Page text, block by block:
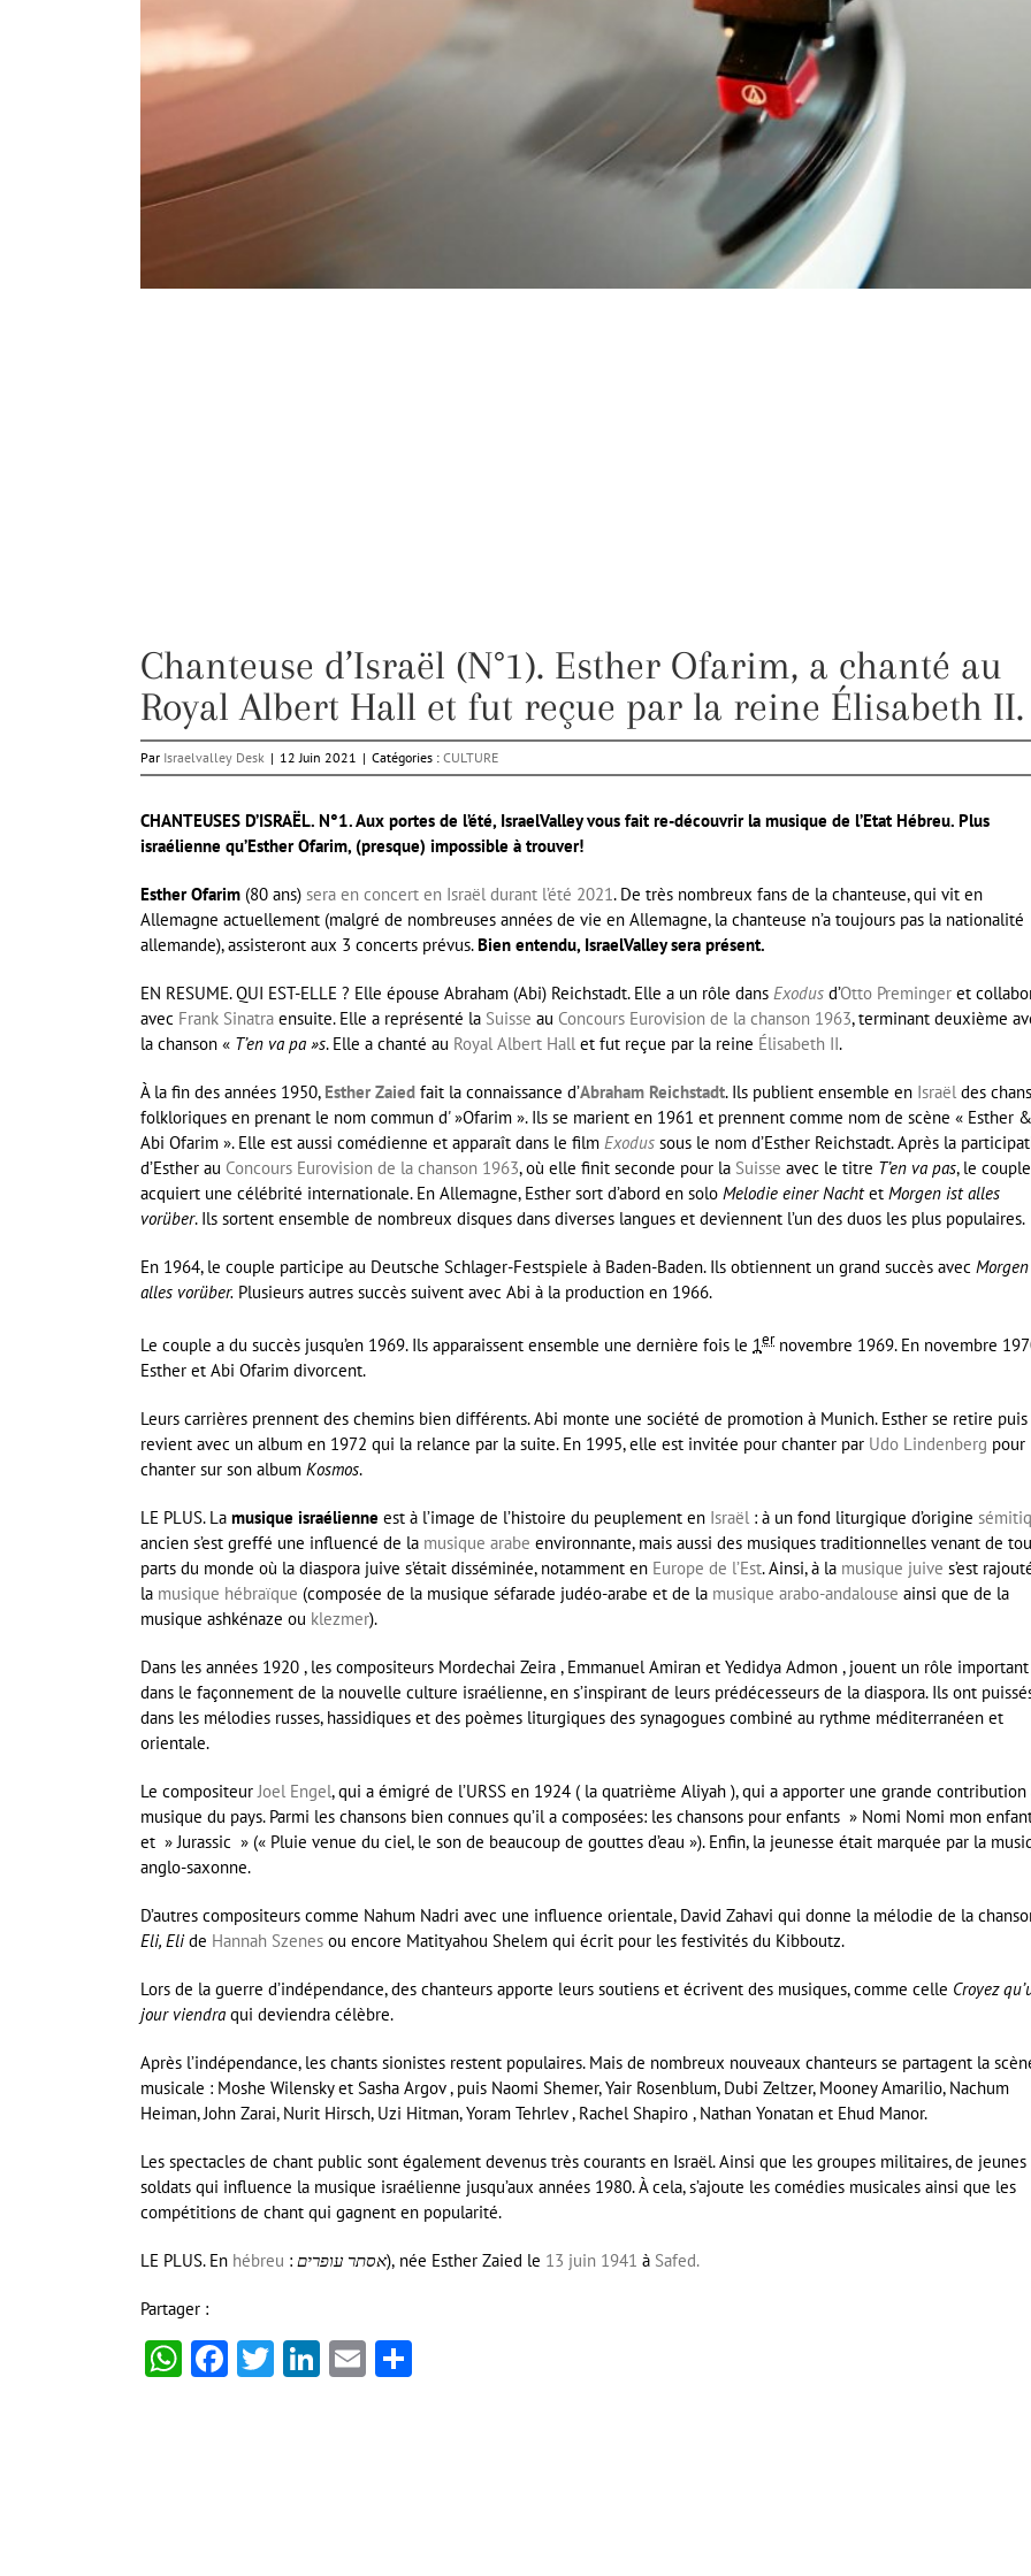
Chanteuse d’Israël (N°1). Esther Ofarim, a chanté au
Royal Albert Hall et fut reçue par la reine Élisabeth II.
Par Israelvalley Desk | 12 Juin 2021 | Catégories : CULTURE
CHANTEUSES D’ISRAËL. N°1. Aux portes de l’été, IsraelValley vous fait re-découvrir la musique de l’Etat Hébreu. Plus
israélienne qu’Esther Ofarim, (presque) impossible à trouver!
Esther Ofarim (80 ans) sera en concert en Israël durant l’été 2021. De très nombreux fans de la chanteuse, qui vit en
Allemagne actuellement (malgré de nombreuses années de vie en Allemagne, la chanteuse n’a toujours pas la nationalité
allemande), assisteront aux 3 concerts prévus.Bien entendu, IsraelValley sera présent.
EN RESUME. QUI EST-ELLE ? Elle épouse Abraham (Abi) Reichstadt. Elle a un rôle dans Exodus d’Otto Preminger et
avec Frank Sinatra ensuite. Elle a représenté la Suisse au Concours Eurovision de la chanson 1963, terminant deuxième
la chanson « T’en va pa »s. Elle a chanté au Royal Albert Hall et fut reçue par la reine Élisabeth II.
À la fin des années 1950, Esther Zaied fait la connaissance d’Abraham Reichstadt. Ils publient ensemble en Israël des
folkloriques en prenant le nom commun d' »Ofarim ». Ils se marient en 1961 et prennent comme nom de scène « Esther &
Abi Ofarim ». Elle est aussi comédienne et apparaît dans le film Exodus sous le nom d’Esther Reichstadt. Après la
d’Esther au Concours Eurovision de la chanson 1963, où elle finit seconde pour la Suisse avec le titre T’en va pas, le couple
acquiert une célébrité internationale. En Allemagne, Esther sort d’abord en solo Melodie einer Nachtet Morgen ist alles
vorüber. Ils sortent ensemble de nombreux disques dans diverses langues et deviennent l’un des duos les plus populaires.
En 1964, le couple participe au Deutsche Schlager-Festspiele à Baden-Baden. Ils obtiennent un grand succès avec
alles vorüber. Plusieurs autres succès suivent avec Abi à la production en 1966.
Le couple a du succès jusqu’en 1969. Ils apparaissent ensemble une dernière fois le 1er novembre 1969. En novembre
Esther et Abi Ofarim divorcent.
Leurs carrières prennent des chemins bien différents. Abi monte une société de promotion à Munich. Esther se retire puis
revient avec un album en 1972 qui la relance par la suite. En 1995, elle est invitée pour chanter par Udo Lindenberg pour
chanter sur son album Kosmos.
LE PLUS. La musique israélienne est à l’image de l’histoire du peuplement en Israël : à un fond liturgique d’origine
ancien s’est greffé une influencé de la musique arabe environnante, mais aussi des musiques traditionnelles venant de
parts du monde où la diaspora juive s’était disséminée, notamment en Europe de l’Est. Ainsi, à la musique juive s’est
la musique hébraïque (composée de la musique séfarade judéo-arabe et de la musique arabo-andalouse ainsi que de la
musique ashkénaze ou klezmer).
Dans les années 1920 , les compositeurs Mordechai Zeira , Emmanuel Amiran et Yedidya Admon , jouent un rôle important
dans le façonnement de la nouvelle culture israélienne, en s’inspirant de leurs prédécesseurs de la diaspora. Ils ont
dans les mélodies russes, hassidiques et des poèmes liturgiques des synagogues combiné au rythme méditerranéen et
orientale.
Le compositeurJoel Engel, qui a émigré de l’URSS en 1924 ( la quatrième Aliyah ), qui a apporter une grande contribution
musique du pays. Parmi les chansons bien connues qu’il a composées: les chansons pour enfants » Nomi Nomi mon
et » Jurassic » (« Pluie venue du ciel, le son de beaucoup de gouttes d’eau »). Enfin, la jeunesse était marquée par la
anglo-saxonne.
D’autres compositeurs comme Nahum Nadri avec une influence orientale, David Zahavi qui donne la mélodie de la
Eli, Elide Hannah Szenes ou encore Matityahou Shelem qui écrit pour les festivités du Kibboutz.
Lors de la guerre d’indépendance, des chanteurs apporte leurs soutiens et écrivent des musiques, comme celle Croyez
jour viendra qui deviendra célèbre.
Après l’indépendance, les chants sionistes restent populaires. Mais de nombreux nouveaux chanteurs se partagent la
musicale : Moshe Wilensky et Sasha Argov , puis Naomi Shemer, Yair Rosenblum, Dubi Zeltzer, Mooney Amarilio, Nachum
Heiman, John Zarai, Nurit Hirsch, Uzi Hitman, Yoram Tehrlev , Rachel Shapiro , Nathan Yonatan et Ehud Manor.
Les spectacles de chant public sont également devenus très courants en Israël. Ainsi que les groupes militaires, de jeunes
soldats qui influence la musique israélienne jusqu’aux années 1980. À cela, s’ajoute les comédies musicales ainsi que les
compétitions de chant qui gagnent en popularité.
LE PLUS. En hébreu : אסתר עופרים), née Esther Zaied le 13 juin 1941 à Safed.
Partager :
WhatsApp
Facebook
Twitter
LinkedIn
Email